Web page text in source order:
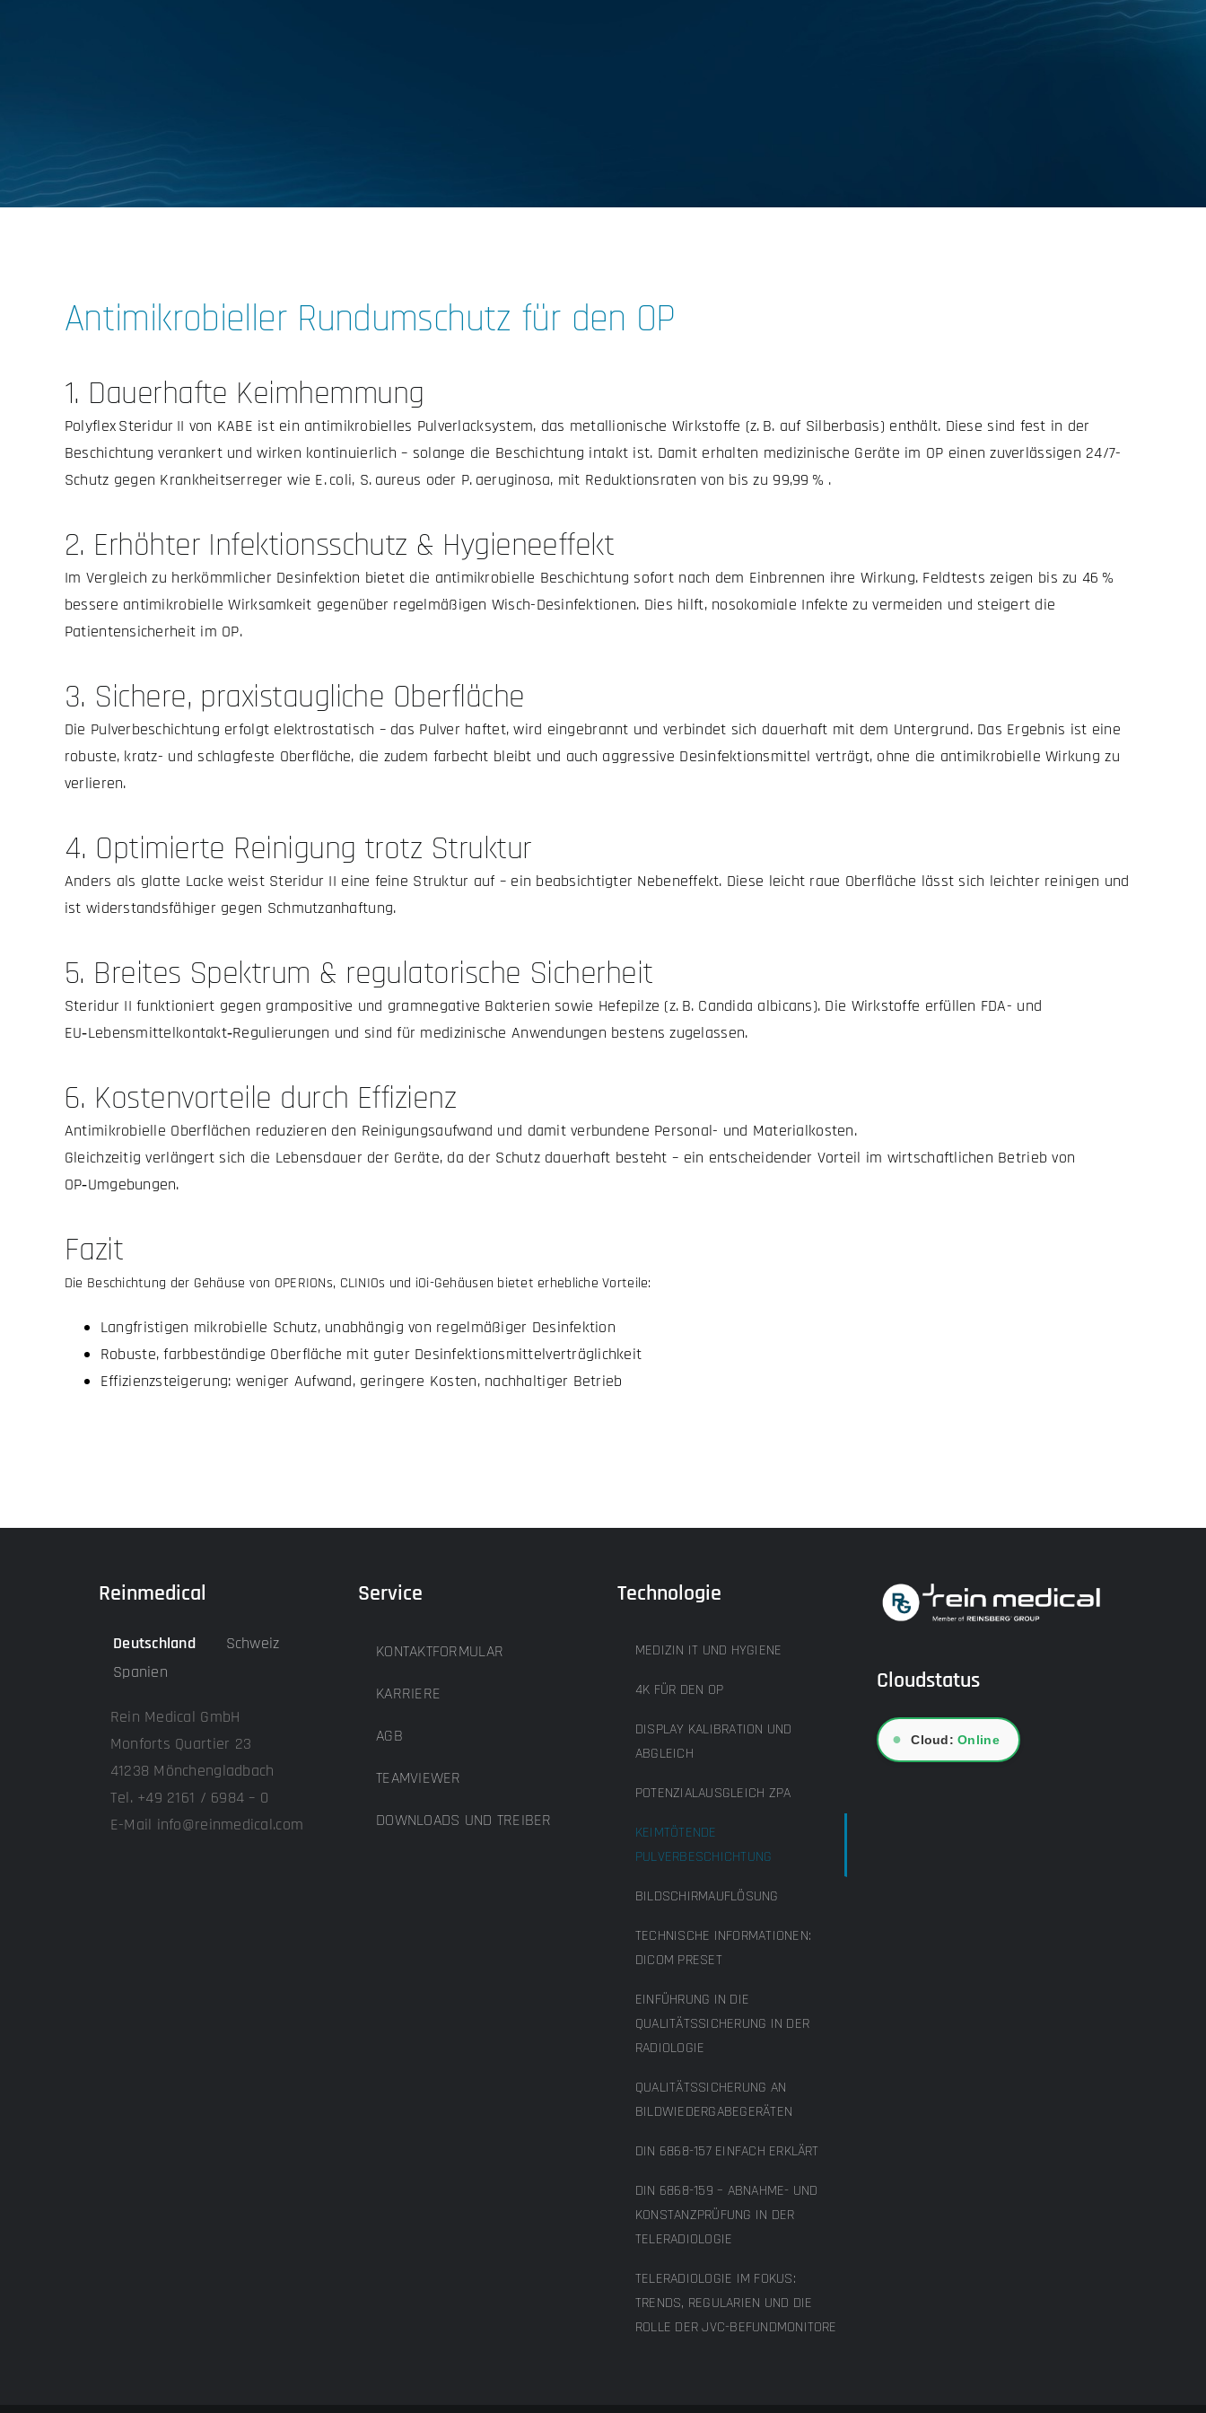
Antimikrobieller Rundumschutz für den OP
1. Dauerhafte Keimhemmung
Polyflex Steridur II von KABE ist ein antimikrobielles Pulverlacksystem, das metallionische Wirkstoffe (z. B. auf Silberbasis) enthält. Diese sind fest in der
Beschichtung verankert und wirken kontinuierlich – solange die Beschichtung intakt ist. Damit erhalten medizinische Geräte im OP einen zuverlässigen 24/7-
Schutz gegen Krankheitserreger wie E. coli, S. aureus oder P. aeruginosa, mit Reduktionsraten von bis zu 99,99 % .
2. Erhöhter Infektionsschutz & Hygieneeffekt
Im Vergleich zu herkömmlicher Desinfektion bietet die antimikrobielle Beschichtung sofort nach dem Einbrennen ihre Wirkung. Feldtests zeigen bis zu 46 %
bessere antimikrobielle Wirksamkeit gegenüber regelmäßigen Wisch-Desinfektionen. Dies hilft, nosokomiale Infekte zu vermeiden und steigert die
Patientensicherheit im OP.
3. Sichere, praxistaugliche Oberfläche
Die Pulverbeschichtung erfolgt elektrostatisch – das Pulver haftet, wird eingebrannt und verbindet sich dauerhaft mit dem Untergrund. Das Ergebnis ist eine
robuste, kratz- und schlagfeste Oberfläche, die zudem farbecht bleibt und auch aggressive Desinfektionsmittel verträgt, ohne die antimikrobielle Wirkung zu
verlieren.
4. Optimierte Reinigung trotz Struktur
Anders als glatte Lacke weist Steridur II eine feine Struktur auf – ein beabsichtigter Nebeneffekt. Diese leicht raue Oberfläche lässt sich leichter reinigen und
ist widerstandsfähiger gegen Schmutzanhaftung.
5. Breites Spektrum & regulatorische Sicherheit
Steridur II funktioniert gegen grampositive und gramnegative Bakterien sowie Hefepilze (z. B. Candida albicans). Die Wirkstoffe erfüllen FDA- und
EU‑Lebensmittelkontakt‑Regulierungen und sind für medizinische Anwendungen bestens zugelassen.
6. Kostenvorteile durch Effizienz
Antimikrobielle Oberflächen reduzieren den Reinigungsaufwand und damit verbundene Personal- und Materialkosten.
Gleichzeitig verlängert sich die Lebensdauer der Geräte, da der Schutz dauerhaft besteht – ein entscheidender Vorteil im wirtschaftlichen Betrieb von
OP‑Umgebungen.
Fazit
Die Beschichtung der Gehäuse von OPERIONs, CLINIOs und iOi-Gehäusen bietet erhebliche Vorteile:
Langfristigen mikrobielle Schutz, unabhängig von regelmäßiger Desinfektion
Robuste, farbbeständige Oberfläche mit guter Desinfektionsmittelverträglichkeit
Effizienzsteigerung: weniger Aufwand, geringere Kosten, nachhaltiger Betrieb
Reinmedical
Deutschland
Rein Medical GmbH
Monforts Quartier 23
41238 Mönchengladbach
Tel. +49 2161 / 6984 – 0
E-Mail info@reinmedical.com
Schweiz
Spanien
Service
KONTAKTFORMULAR
KARRIERE
AGB
TEAMVIEWER
DOWNLOADS UND TREIBER
Technologie
MEDIZIN IT UND HYGIENE
4K FÜR DEN OP
DISPLAY KALIBRATION UND
ABGLEICH
POTENZIALAUSGLEICH ZPA
KEIMTÖTENDE
PULVERBESCHICHTUNG
BILDSCHIRMAUFLÖSUNG
TECHNISCHE INFORMATIONEN:
DICOM PRESET
EINFÜHRUNG IN DIE
QUALITÄTSSICHERUNG IN DER
RADIOLOGIE
QUALITÄTSSICHERUNG AN
BILDWIEDERGABEGERÄTEN
DIN 6868-157 EINFACH ERKLÄRT
DIN 6868-159 – ABNAHME- UND
KONSTANZPRÜFUNG IN DER
TELERADIOLOGIE
TELERADIOLOGIE IM FOKUS:
TRENDS, REGULARIEN UND DIE
ROLLE DER JVC-BEFUNDMONITORE
Cloudstatus
● Cloud:Online